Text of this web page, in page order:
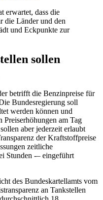
erwartet, dass die
die Länder und den
und Eckpunkte zur
sollen
betrifft die Benzinpreise für
Bundesregierung soll
werden können und
Preiserhöhungen am Tag
aber jederzeit erlaubt
der Kraftstoffpreise
zeitliche
Stunden -– eingeführt
des Bundeskartellamts vom
an Tankstellen